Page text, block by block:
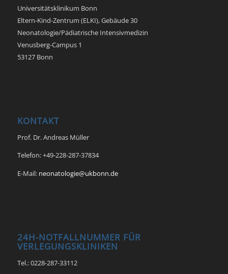
Universitätsklinikum Bonn
Eltern-Kind-Zentrum (ELKI), Gebäude 30
Neonatologie/Pädiatrische Intensivmedizin
Venusberg-Campus 1
53127 Bonn
KONTAKT
Prof. Dr. Andreas Müller
Telefon: +49-228-287-37834
E-Mail: neonatologie@ukbonn.de
24H-NOTFALLNUMMER FÜR
VERLEGUNGSKLINIKEN
Tel.: 0228-287-33112